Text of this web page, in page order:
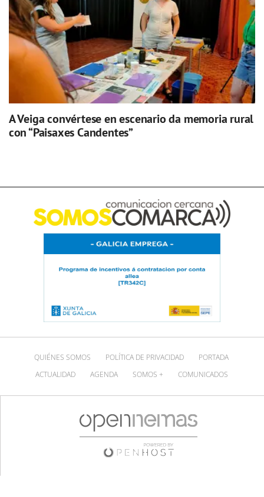
A Veiga convértese en escenario da memoria rural
con “Paisaxes Candentes”
QUIÉNES SOMOS POLÍTICA DE PRIVACIDAD
PORTADA
ACTUALIDAD
AGENDA SOMOS + COMUNICADOS